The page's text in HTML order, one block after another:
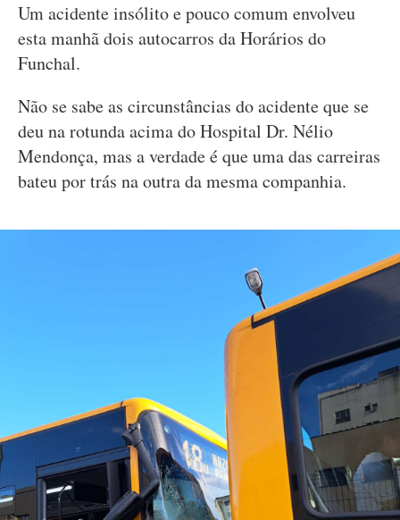
Um acidente insólito e pouco comum envolveu
esta manhã dois autocarros da Horários do
Funchal.
Não se sabe as circunstâncias do acidente que se
deu na rotunda acima do Hospital Dr. Nélio
Mendonça, mas a verdade é que uma das carreiras
bateu por trás na outra da mesma companhia.